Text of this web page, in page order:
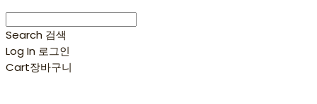
Search 검색
Log In 로그인
Cart장바구니